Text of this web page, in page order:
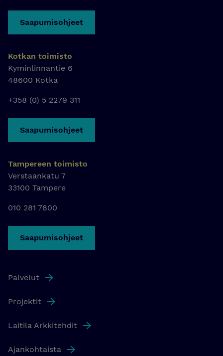
Saapumisohjeet
Kotkan toimisto
Kyminlinnantie 6
48600 Kotka
+358 (0) 5 2279 311
Saapumisohjeet
Tampereen toimisto
Verstaankatu 7
33100 Tampere
010 281 7800
Saapumisohjeet
Palvelut
Projektit
Laitila Arkkitehdit
Ajankohtaista